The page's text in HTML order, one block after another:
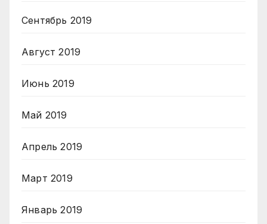
Сентябрь 2019
Август 2019
Июнь 2019
Май 2019
Апрель 2019
Март 2019
Январь 2019